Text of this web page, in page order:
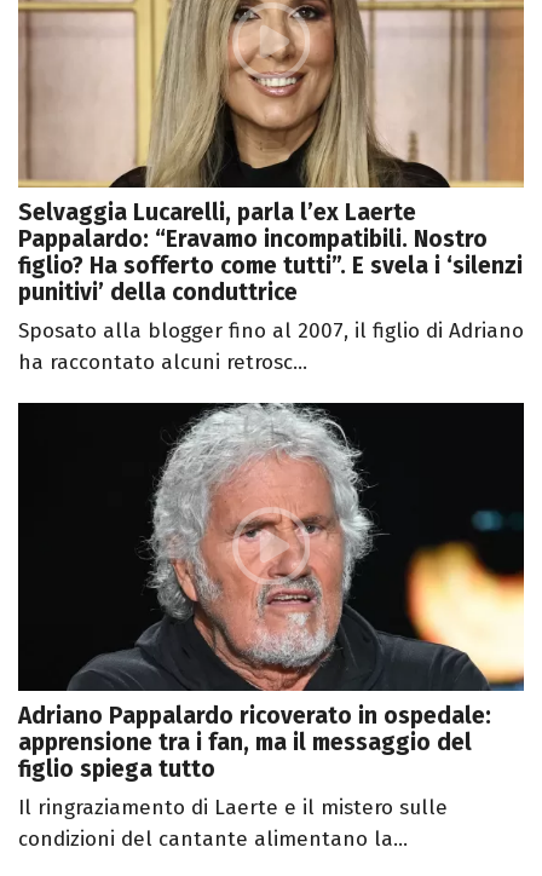
Selvaggia Lucarelli, parla l’ex Laerte
Pappalardo: “Eravamo incompatibili. Nostro
figlio? Ha sofferto come tutti”. E svela i ‘silenzi
punitivi’ della conduttrice
Sposato alla blogger fino al 2007, il figlio di Adriano
ha raccontato alcuni retrosc...
Adriano Pappalardo ricoverato in ospedale:
apprensione tra i fan, ma il messaggio del
figlio spiega tutto
Il ringraziamento di Laerte e il mistero sulle
condizioni del cantante alimentano la...